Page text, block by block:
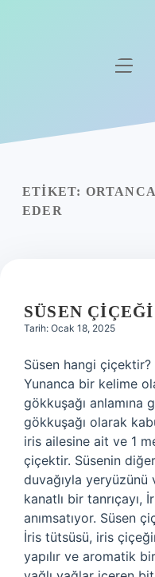
Yasal Uyarı
ETIKET:
EDER
SÜSEN
Tarih: Ocak 18, 2025
Süsen hangi
Yunanca bir kelime
gökkuşağı anlamına
gökkuşağı olarak
iris ailesine ait ve 1
çiçektir. Süsenin
duvağıyla
kanatlı bir tanrıçayı,
anımsatıyor. Süsen
İris tütsüsü, iris
yapılır ve aromatik